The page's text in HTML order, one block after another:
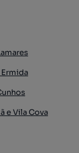
e Vila Cova